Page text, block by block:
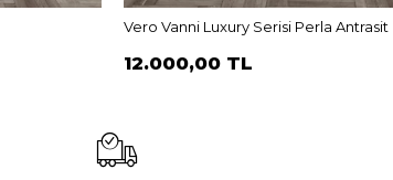
Vero Vanni Luxury Serisi Perla Antrasit
12.000,00 TL